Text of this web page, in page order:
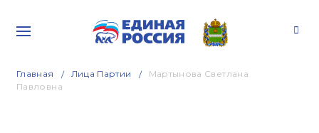
Главная Лица Партии
Мартынова Светлана
Павловна